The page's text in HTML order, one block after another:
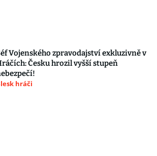
Vojenského zpravodajství exkluzivně v
Česku hrozil vyšší stupeň
hráči